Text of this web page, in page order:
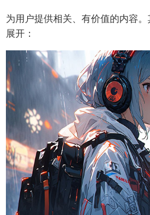
为用户提供相关、有价值的内容
展开：